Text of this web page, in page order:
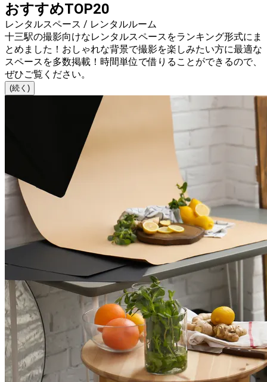
おすすめTOP20
レンタルスペース / レンタルルーム
十三駅の撮影向けなレンタルスペースをランキング形式にま
とめました！おしゃれな背景で撮影を楽しみたい方に最適な
スペースを多数掲載！時間単位で借りることができるので、
ぜひご覧ください。
(続く)